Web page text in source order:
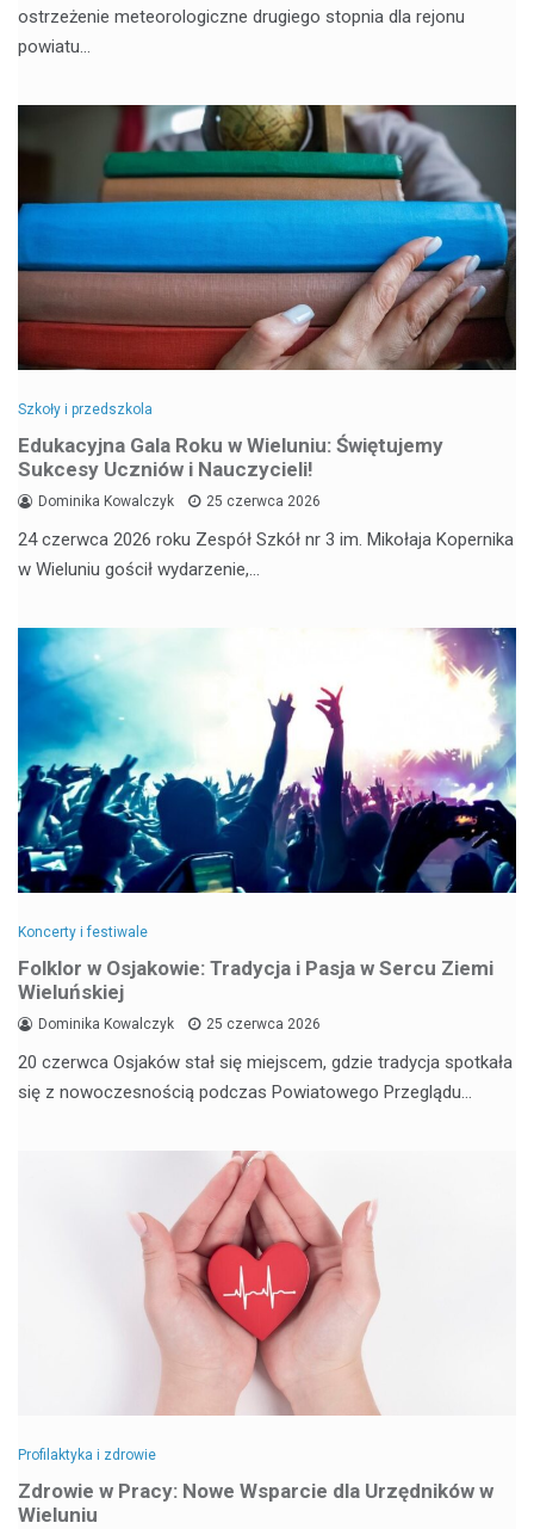
ostrzeżenie meteorologiczne drugiego stopnia dla rejonu
powiatu…
Szkoły i przedszkola
Edukacyjna Gala Roku w Wieluniu: Świętujemy
Sukcesy Uczniów i Nauczycieli!
Dominika Kowalczyk 25 czerwca 2026
24 czerwca 2026 roku Zespół Szkół nr 3 im. Mikołaja Kopernika
w Wieluniu gościł wydarzenie,…
Koncerty i festiwale
Folklor w Osjakowie: Tradycja i Pasja w Sercu Ziemi
Wieluńskiej
Dominika Kowalczyk 25 czerwca 2026
20 czerwca Osjaków stał się miejscem, gdzie tradycja spotkała
się z nowoczesnością podczas Powiatowego Przeglądu…
Profilaktyka i zdrowie
Zdrowie w Pracy: Nowe Wsparcie dla Urzędników w
Wieluniu